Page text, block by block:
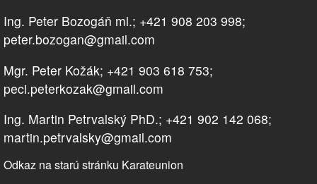
Ing. Peter Bozogáň ml.; +421 908 203 998;
peter.bozogan@gmail.com
Mgr. Peter Kožák; +421 903 618 753;
peci.peterkozak@gmail.com
Ing. Martin Petrvalský PhD.; +421 902 142 068;
martin.petrvalsky@gmail.com
Odkaz na starú stránku Karateunion